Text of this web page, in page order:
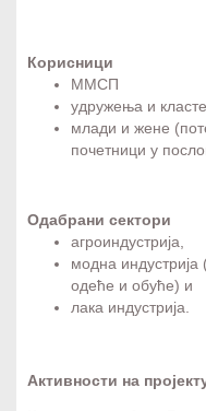
Корисници
ММСП
удружења и
млади и жене
почетници у
Одабрани сектори​
агроиндустрија,
модна индустрија
одеће и обуће) и
лака индустрија.
Активности на